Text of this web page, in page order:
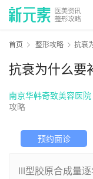
首页 整形攻略 抗衰
抗衰为什么要
南京华韩奇致美容医院
攻略
预约面诊
III型胶原合成量